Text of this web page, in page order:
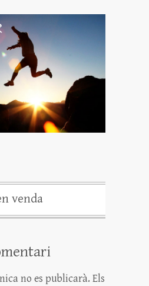
venda
no es publicarà. Els